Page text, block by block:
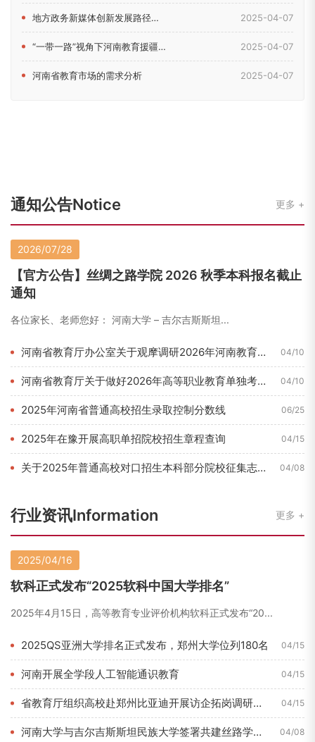
地方政务新媒体创新发展路径研究——以河南省教育厅新媒体为例 2025-04-07
“一带一路”视角下河南教育援疆问题研究 2025-04-07
河南省教育市场的需求分析 2025-04-07
通知公告Notice 更多
2026/07/28
【官方公告】丝绸之路学院 2026 秋季本科报名截止
通知
各位家长、老师您好： 河南大学 – 吉尔吉斯斯坦...
河南省教育厅办公室关于观摩调研2026年河南教育博览会的通知... 04/10
河南省教育厅关于做好2026年高等职业教育单独考试招生和技能... 04/10
2025年河南省普通高校招生录取控制分数线 06/25
2025年在豫开展高职单招院校招生章程查询 04/15
关于2025年普通高校对口招生本科部分院校征集志愿的通知 04/08
行业资讯Information 更多
2025/04/16
软科正式发布“2025软科中国大学排名”
2025年4月15日，高等教育专业评价机构软科正式发布“20...
2025QS亚洲大学排名正式发布，郑州大学位列180名 04/15
河南开展全学段人工智能通识教育 04/15
省教育厅组织高校赴郑州比亚迪开展访企拓岗调研活动 04/15
河南大学与吉尔吉斯斯坦民族大学签署共建丝路学院合作协议 04/08